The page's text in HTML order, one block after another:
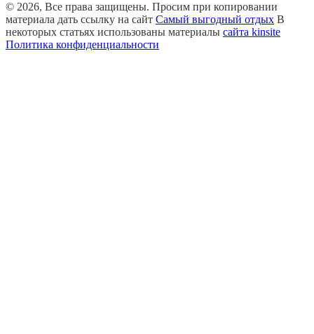
© 2026, Все права защищены. Просим при копировании
материала дать ссылку на сайт Самый выгодный отдых В
некоторых статьях использованы материалы сайта kinsite
Политика конфиденциальности